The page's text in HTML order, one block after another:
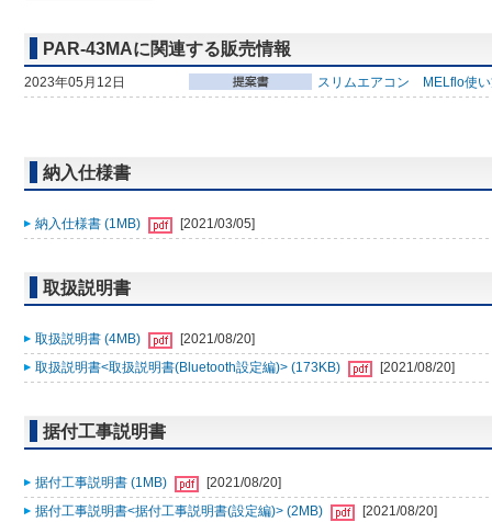
PAR-43MAに関連する販売情報
2023年05月12日 スリムエアコン MELflo使
納入仕様書
納入仕様書 (1MB) [2021/03/05]
取扱説明書
取扱説明書 (4MB)
[2021/08/20]
取扱説明書<取扱説明書(Bluetooth設定編)> (173KB)
[2021/08/20]
据付工事説明書
据付工事説明書 (1MB)
[2021/08/20]
据付工事説明書<据付工事説明書(設定編)> (2MB)
[2021/08/20]